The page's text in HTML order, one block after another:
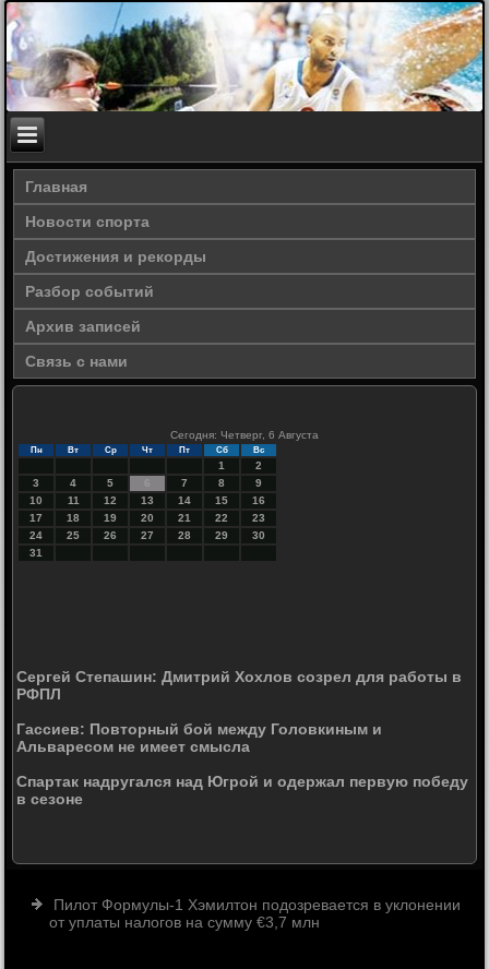
Главная
Новости спорта
Достижения и рекорды
Разбор событий
Архив записей
Связь с нами
Сегодня: Четверг, 6 Августа
Пн Вт Ср Чт Пт Сб Вс
1
2
3
4 5 6 7 8
9
10
11 12 13 14 15
16
17
18 19 20 21 22
23
24
25 26 27 28 29
30
31
Сергей Степашин: Дмитрий Хохлов созрел для работы в
РФПЛ
Гассиев: Повторный бой между Головкиным и
Альваресом не имеет смысла
Спартак надругался над Югрой и одержал первую победу
в сезоне
Пилот Формулы-1 Хэмилтон подозревается в уклонении
от уплаты налогов на сумму €3,7 млн